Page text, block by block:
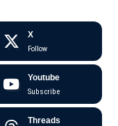
X
Follow
Youtube
Subscribe
Threads